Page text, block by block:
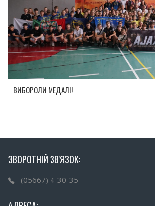
ВИБОРОЛИ МЕДАЛІ!
ЗВОРОТНІЙ ЗВ'ЯЗОК:
(05667) 4-30-35